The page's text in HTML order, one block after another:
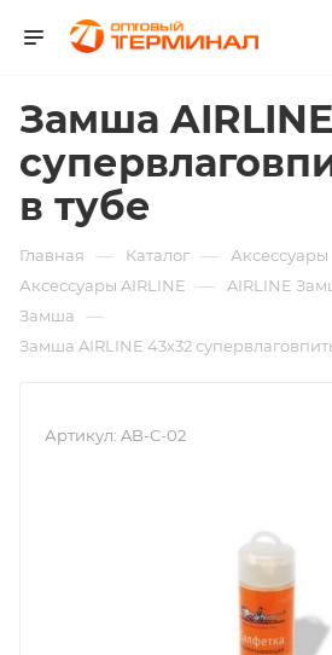
Замша
в тубе
Главная — Каталог — Аксессуары
Аксессуары AIRLINE — AIRLINE
Замша —
Замша AIRLINE 43х32
Артикул: AB-C-02